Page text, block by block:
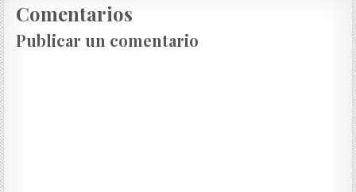
Comentarios
Publicar un comentario